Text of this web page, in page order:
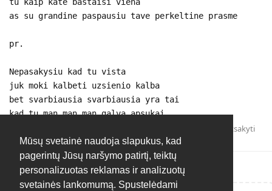
Mūsų svetainė naudoja slapukus, kad
pagerintų Jūsų naršymo patirtį, teiktų
personalizuotas reklamas ir analizuotų
svetainės lankomumą. Spustelėdami
as su grandine paspausiu tave perkeltine prasme
pr.
Nepasakysiu kad tu vista
juk moki kalbeti uzsienio kalba
bet svarbiausia svarbiausia yra tai
kad tu man man man galva apsukai
Atsakyti